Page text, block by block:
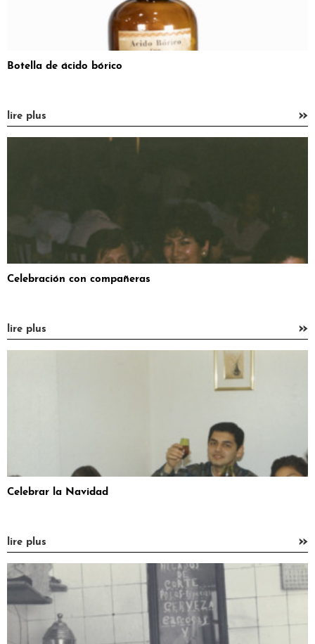
Botella de ácido bórico
lire plus »
Celebración con compañeras
lire plus »
Celebrar la Navidad
lire plus »